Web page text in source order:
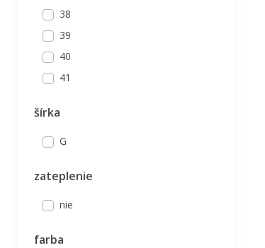
38
39
40
41
šírka
G
zateplenie
nie
farba